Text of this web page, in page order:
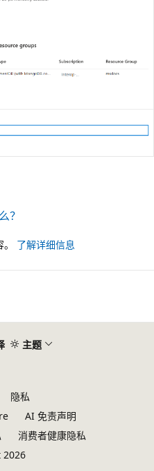
？
了解详细信息
主题
隐私
AI 免责声明
消费者健康隐私